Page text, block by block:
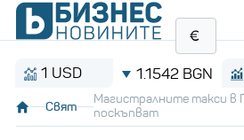
1 USD 1.1542 BGN
Свят
Магистралните такси в
поскъпват